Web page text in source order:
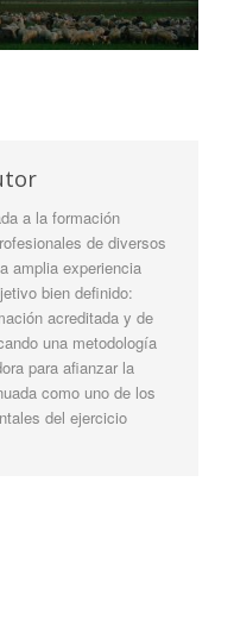
a la formación
de diversos
amplia experiencia
bien definido:
acreditada y de
una metodología
para afianzar la
como uno de los
del ejercicio